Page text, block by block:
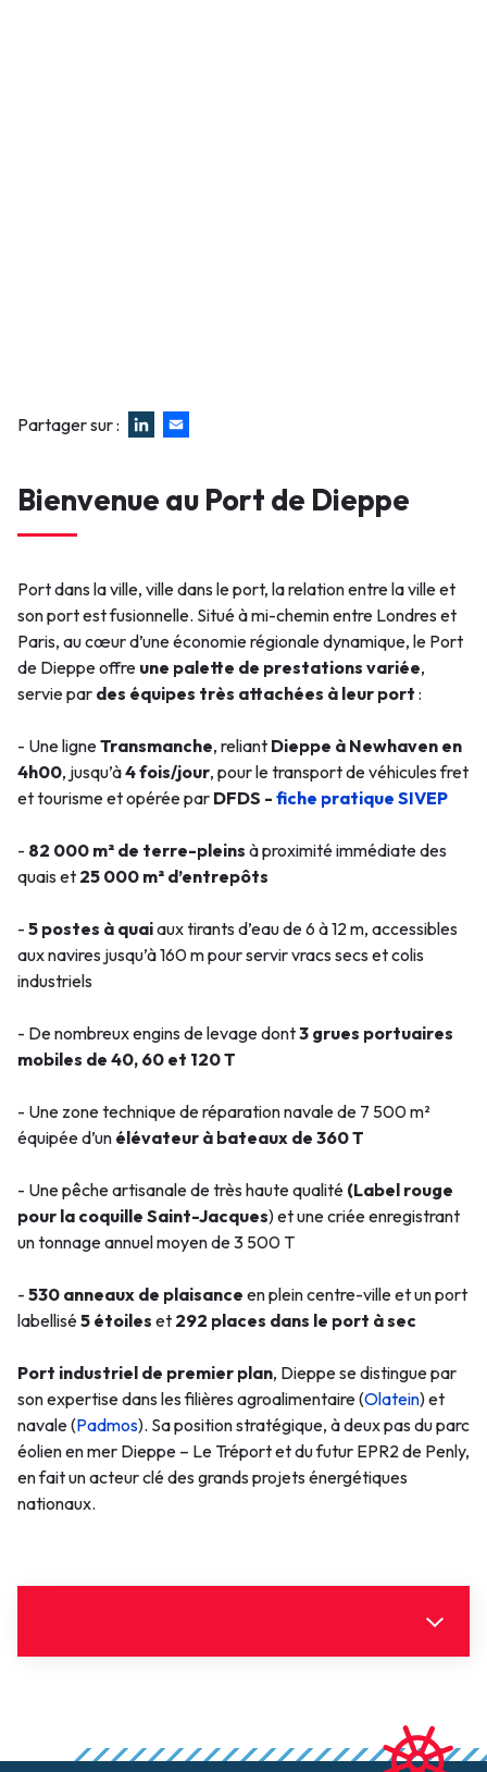
Partager sur :
Bienvenue au Port de Dieppe
Port dans la ville, ville dans le port, la relation entre la ville et
son port est fusionnelle. Situé à mi-chemin entre Londres et
Paris, au cœur d’une économie régionale dynamique, le Port
de Dieppe offre une palette de prestations variée,
servie par des équipes très attachées à leur port :
- Une ligneTransmanche, reliant Dieppe à Newhaven en
4h00, jusqu’à4 fois/jour, pour le transport de véhicules fret
et tourisme et opérée par DFDS - fiche pratique SIVEP
- 82 000 m² de terre-pleins à proximité immédiate des
quais et 25 000 m² d’entrepôts
- 5 postes à quaiaux tirants d’eau de 6 à 12 m, accessibles
aux navires jusqu’à 160 m pour servir vracs secs et colis
industriels
- De nombreux engins de levage dont3 grues portuaires
mobiles de 40, 60 et 120 T
- Une zone technique de réparation navale de 7 500 m²
équipée d’un élévateur à bateaux de 360 T
- Une pêche artisanale de très haute qualité (Label rouge
pour la coquille Saint-Jacques) et une criée enregistrant
un tonnage annuel moyen de 3 500 T
- 530 anneaux de plaisance en plein centre-ville et un port
labellisé5 étoiles et 292 places dans le port à sec
Port industriel de premier plan, Dieppe se distingue par
son expertise dans les filières agroalimentaire (Olatein) et
navale (Padmos). Sa position stratégique, à deux pas du parc
éolien en mer Dieppe – Le Tréport et du futur EPR2 de Penly,
en fait un acteur clé des grands projets énergétiques
nationaux.
Cliquez pour télécharger